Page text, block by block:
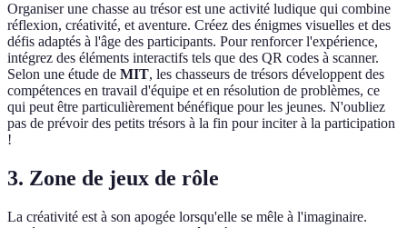
Organiser une chasse au trésor est une activité ludique qui combine
réflexion, créativité, et aventure. Créez des énigmes visuelles et des
défis adaptés à l'âge des participants. Pour renforcer l'expérience,
intégrez des éléments interactifs tels que des QR codes à scanner.
Selon une étude de MIT, les chasseurs de trésors développent des
compétences en travail d'équipe et en résolution de problèmes, ce
qui peut être particulièrement bénéfique pour les jeunes. N'oubliez
pas de prévoir des petits trésors à la fin pour inciter à la participation
!
3. Zone de jeux de rôle
La créativité est à son apogée lorsqu'elle se mêle à l'imaginaire.